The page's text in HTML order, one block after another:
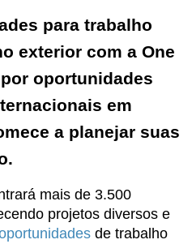
para trabalho
exterior com a One
oportunidades
em
a planejar suas
mais de 3.500
projetos diversos e
de trabalho